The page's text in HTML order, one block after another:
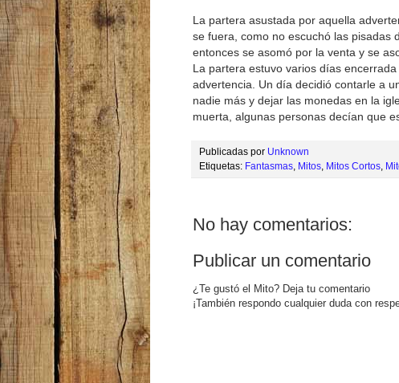
La partera asustada por aquella
se fuera, como no escuchó las pisadas
entonces se asomó por la venta y se
La partera estuvo varios días
advertencia. Un día decidió contarle a
nadie más y dejar las monedas en la
muerta, algunas personas decían que
Publicadas por Unknown
Etiquetas: Fantasmas Mitos Mitos Cortos
No hay comentarios:
Publicar un comentario
¿Te gustó el Mito? Deja tu comentario
¡También respondo cualquier duda con